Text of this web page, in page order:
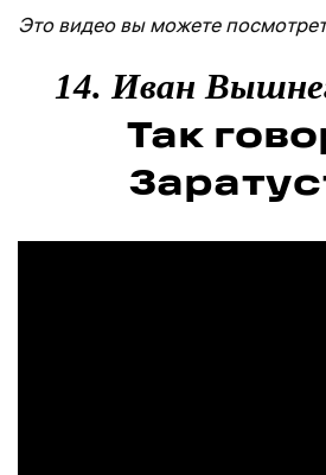
Это видео вы можете
14. Иван
Так